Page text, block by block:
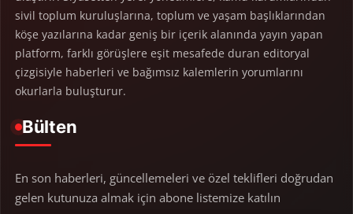
sivil toplum kuruluşlarına, toplum ve yaşam başlıklarından
köşe yazılarına kadar geniş bir içerik alanında yayın yapan
platform, farklı görüşlere eşit mesafede duran editoryal
çizgisiyle haberleri ve bağımsız kalemlerin yorumlarını
okurlarla buluşturur.
Bülten
En son haberleri, güncellemeleri ve özel teklifleri doğrudan
gelen kutunuza almak için abone listemize katılın